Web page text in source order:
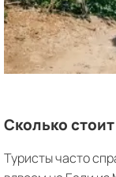
Сколько
Туристы часто